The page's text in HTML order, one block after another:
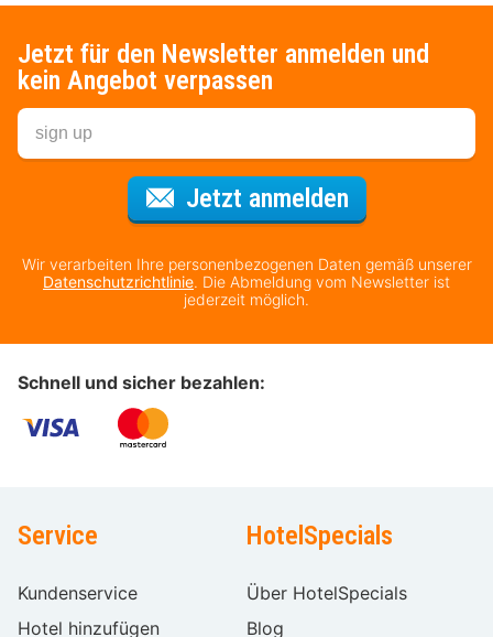
Jetzt für den Newsletter anmelden und
kein Angebot verpassen
Jetzt anmeldenFür den
Wir verarbeiten Ihre personenbezogenen Daten gemäß unserer
Datenschutzrichtlinie. Die Abmeldung vom Newsletter ist
jederzeit möglich.
Schnell und sicher bezahlen:
Service
Kundenservice
Hotel hinzufügen
HotelSpecials
Über HotelSpecials
Blog